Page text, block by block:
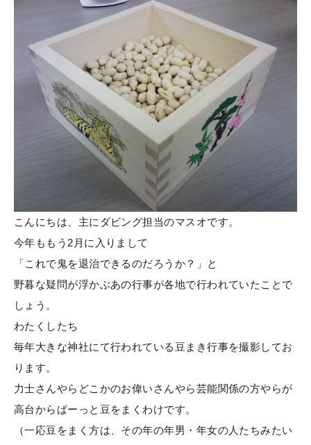
こんにちは、主にダビング担当のマスオです。
今年ももう2月に入りまして
「これで鬼を退治できるのだろうか？」と
野暮な疑問が浮かぶあの行事が各地で行われていたことで
しょう。
わたくしたち
毎年大きな神社にて行われている豆まき行事を撮影してお
ります。
力士さんやらどこかのお偉いさんやら芸能関係の方やらが
高台からぱーっと豆をまくわけです。
（一応豆をまく方は、その年の年男・年女の人たちみたい